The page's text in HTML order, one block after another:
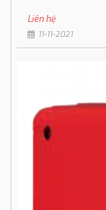
Liên hệ
11-11-2021